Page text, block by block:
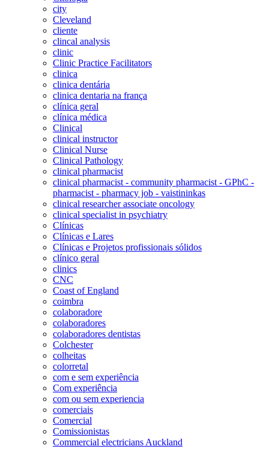
city
Cleveland
cliente
clincal analysis
clinic
Clinic Practice Facilitators
clinica
clinica dentária
clinica dentaria na frança
clínica geral
clínica médica
Clinical
clinical instructor
Clinical Nurse
Clinical Pathology
clinical pharmacist
clinical pharmacist - community pharmacist - GPhC -
pharmacist - pharmacy job - vaistininkas
clinical researcher associate oncology
clinical specialist in psychiatry
Clínicas
Clínicas e Lares
Clínicas e Projetos profissionais sólidos
clínico geral
clinics
CNC
Coast of England
coimbra
colaboradore
colaboradores
colaboradores dentistas
Colchester
colheitas
colorretal
com e sem experiência
Com experiência
com ou sem experiencia
comerciais
Comercial
Comissionistas
Commercial electricians Auckland